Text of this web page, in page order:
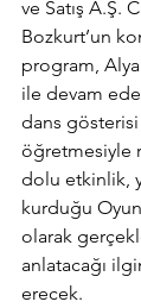
ve Satış A.Ş.
Bozkurt’un
program,
ile devam
dans
öğretmesiyle
dolu etkinlik,
kurduğu
olarak
anlatacağı
erecek.